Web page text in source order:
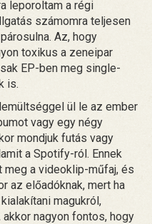
leporoltam a régi
számomra teljesen
Az, hogy
toxikus a zeneipar
EP-ben meg single-
is.
ül le az ember
vagy egy négy
mondjuk futás vagy
a Spotify-ról. Ennek
meg a videoklip-műfaj, és
az előadóknak, mert ha
magukról,
nagyon fontos, hogy